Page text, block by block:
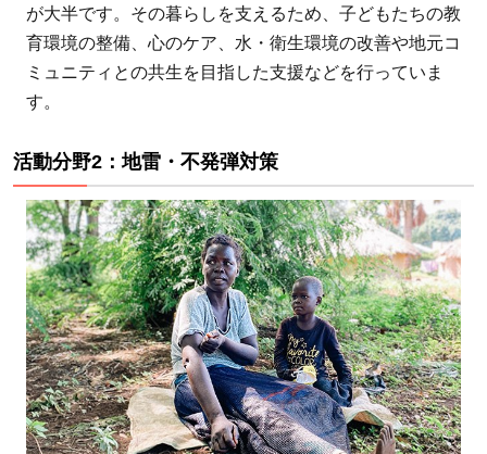
が大半です。その暮らしを支えるため、子どもたちの教
育環境の整備、心のケア、水・衛生環境の改善や地元コ
ミュニティとの共生を目指した支援などを行っていま
す。
活動分野2：地雷・不発弾対策